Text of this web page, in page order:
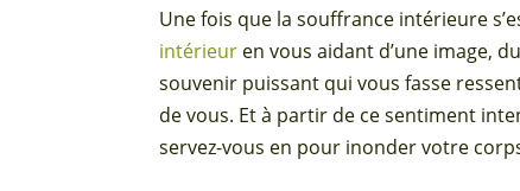
Une fois que la souffrance intérieure
intérieur en vous aidant d’une image,
souvenir puissant qui vous fasse
de vous. Et à partir de ce sentiment
servez-vous en pour inonder votre